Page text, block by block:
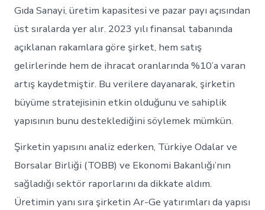
Gıda Sanayi, üretim kapasitesi ve pazar payı açısından
üst sıralarda yer alır. 2023 yılı finansal tabanında
açıklanan rakamlara göre şirket, hem satış
gelirlerinde hem de ihracat oranlarında %10’a varan
artış kaydetmiştir. Bu verilere dayanarak, şirketin
büyüme stratejisinin etkin olduğunu ve sahiplik
yapısının bunu desteklediğini söylemek mümkün.
Şirketin yapısını analiz ederken, Türkiye Odalar ve
Borsalar Birliği (TOBB) ve Ekonomi Bakanlığı’nın
sağladığı sektör raporlarını da dikkate aldım.
Üretimin yanı sıra şirketin Ar-Ge yatırımları da yapısı